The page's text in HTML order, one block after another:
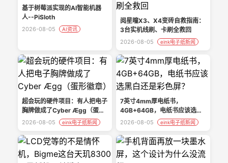
基于树莓派实现的AI智能机器
人--PiSloth
2026-08-05 AI资讯
阅星曈X3、X4变砖自救指南：
3台实机线刷、卡刷全救回
2026-08-05 eink电子纸新闻
超会玩的硬件项目：有人把电子
胸牌做成了Cyber Ægg（蛋形
徽章）
2026-08-05 eink电子纸新闻
7英寸4mm厚电纸书，
4GB+64GB，电纸书应该选黑
白还是彩色屏？
2026-08-05 eink电子纸新闻